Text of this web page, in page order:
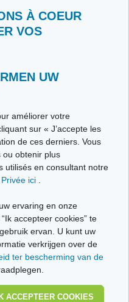
À COEUR
VOS
UW
améliorer votre
sur « J’accepte les
de ces derniers. Vous
ou obtenir plus
utilisés en consultant notre
ici
ervaring en onze
accepteer cookies” te
ervan. U kunt uw
verkrijgen over de
ter bescherming van de
ACCEPTEER COOKIES
de la charte HON Code.
| Avenue Gustave Demeylaan 57 -